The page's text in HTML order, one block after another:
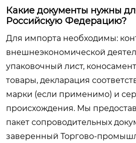
Какие документы нужны
Российскую Федерацию?
Для импорта необходимы:
внешнеэкономической
упаковочный лист,
товары, декларация
марки (если применимо) и
происхождения. Мы
пакет сопроводительных
заверенный Торгово-